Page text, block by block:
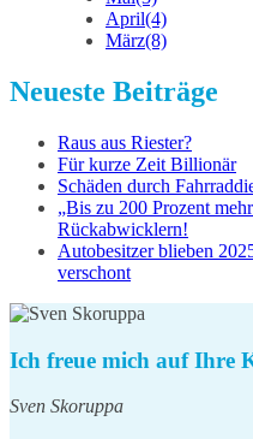
April(4)
März(8)
Neueste Beiträge
Raus aus Riester?
Für kurze Zeit Billionär
Schäden durch
„Bis zu 200 Prozent
Rückabwicklern!
Autobesitzer blieben
verschont
Ich freue mich auf Ihre
Sven Skoruppa